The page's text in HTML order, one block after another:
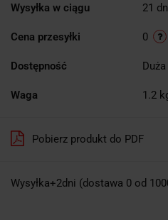
Wysyłka w ciągu 21
Cena przesyłki 0
Dostępność
Waga 1.2
Pobierz produkt do PDF
Wysyłka+2dni (dostawa 0 od